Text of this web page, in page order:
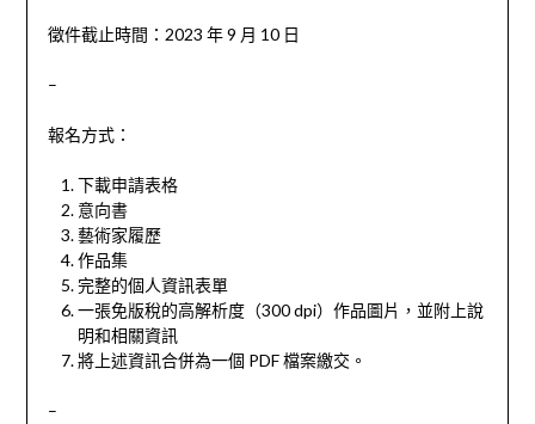
徵件截止時間：2023 年 9 月 10 日
–
報名方式：
下載申請表格
意向書
藝術家履歷
作品集
完整的個人資訊表單
一張免版稅的高解析度（300 dpi）作品圖片，並附上說
明和相關資訊
將上述資訊合併為一個 PDF 檔案繳交。
–